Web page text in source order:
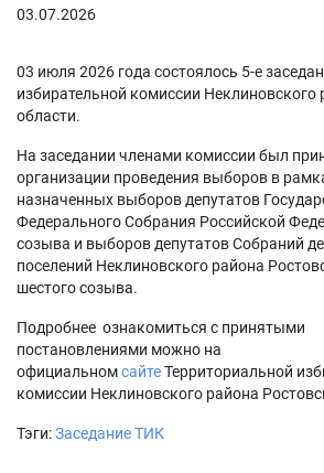
03.07.2026
03 июля 2026 года состоялось 5-е
избирательной комиссии Неклиновского
области.
На заседании членами комиссии был
организации проведения выборов в
назначенных выборов депутатов
Федерального Собрания Российской
созыва и выборов депутатов Собраний
поселений Неклиновского района
шестого созыва.
Подробнее ознакомиться с принятыми
постановлениями можно на
официальномсайтеТерриториальной
комиссии Неклиновского района
Тэги:Заседание ТИК